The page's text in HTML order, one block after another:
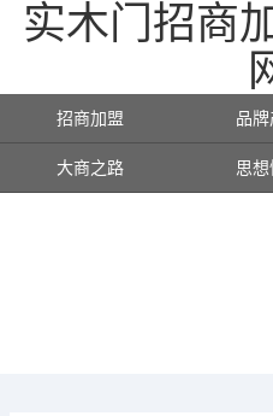
实木门招商
招商加盟 品牌
大商之路 思想